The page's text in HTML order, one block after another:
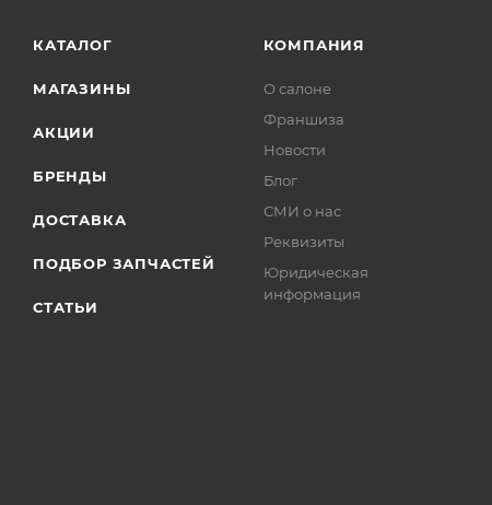
КАТАЛОГ
МАГАЗИНЫ
АКЦИИ
БРЕНДЫ
ДОСТАВКА
ПОДБОР ЗАПЧАСТЕЙ
СТАТЬИ
КОМПАНИЯ
О салоне
Франшиза
Новости
Блог
СМИ о нас
Реквизиты
Юридическая
информация